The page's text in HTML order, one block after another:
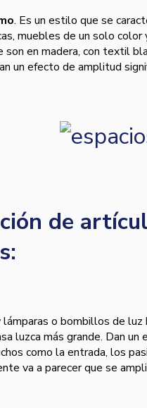
. Es un estilo que se
muebles de un solo
son en madera, con textil
un efecto de amplitud
de
lámparas o bombillos de
luzca más grande. Dan
como la entrada, los
va a parecer que se